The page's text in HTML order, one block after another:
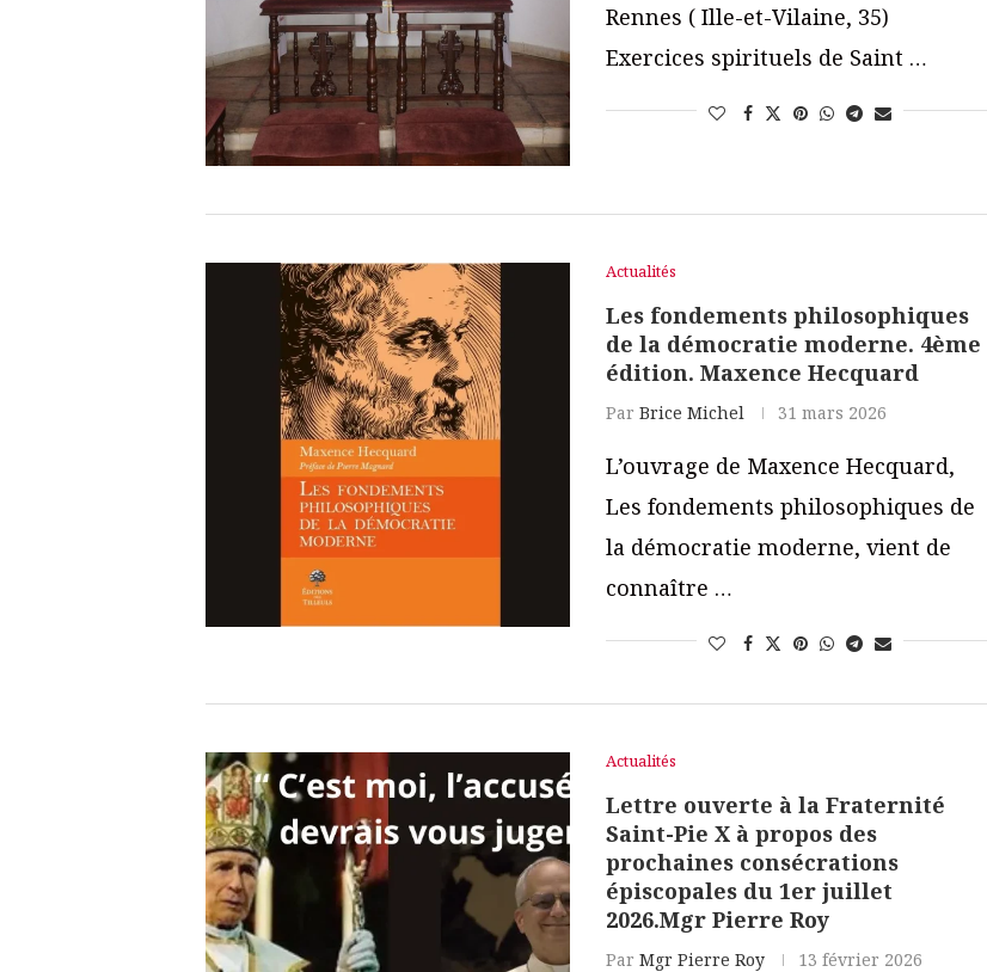
Rennes ( Ille-et-Vilaine, 35)
Exercices spirituels de Saint …
Actualités
Les fondements philosophiques
de la démocratie moderne. 4ème
édition. Maxence Hecquard
Par Brice Michel 31 mars 2026
L’ouvrage de Maxence Hecquard,
Les fondements philosophiques de
la démocratie moderne, vient de
connaître …
Actualités
Lettre ouverte à la Fraternité
Saint-Pie X à propos des
prochaines consécrations
épiscopales du 1er juillet
2026.Mgr Pierre Roy
Par Mgr Pierre Roy 13 février 2026